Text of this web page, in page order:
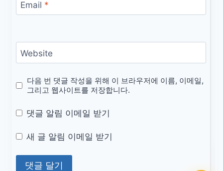
Email *
Website
다음 번 댓글 작성을 위해 이 브라우저에 이름, 이메일,
그리고 웹사이트를 저장합니다.
댓글 알림 이메일 받기
새 글 알림 이메일 받기